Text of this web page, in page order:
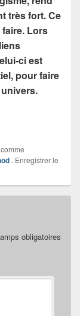
très fort. Ce
Lors
ci est
pour faire
. Enregistrer le
obligatoires